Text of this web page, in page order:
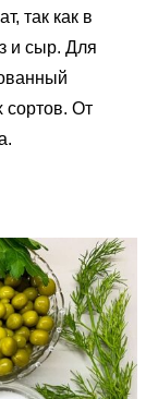
так как в
и сыр. Для
сортов. От